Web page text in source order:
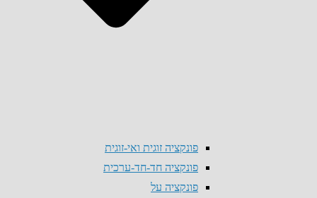
פונקציה זוגית ואי-זוגית
פונקציה חד-חד-ערכית
פונקציה על